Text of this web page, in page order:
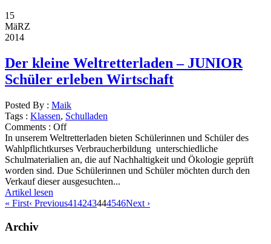
15
MäRZ
2014
Der kleine Weltretterladen – JUNIOR
Schüler erleben Wirtschaft
Posted By : Maik
Tags : Klassen, Schulladen
Comments : Off
In unserem Weltretterladen bieten Schülerinnen und Schüler des
Wahlpflichtkurses Verbraucherbildung unterschiedliche
Schulmaterialien an, die auf Nachhaltigkeit und Ökologie geprüft
worden sind. Due Schülerinnen und Schüler möchten durch den
Verkauf dieser ausgesuchten...
Artikel lesen
« First‹ Previous414243444546Next ›
Archiv